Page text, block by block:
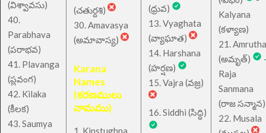
(విశ్వావసు)
40.
Parabhava
(పరాభవ)
41. Plavanga
(ప్లవంగ)
42. Kilaka
(కీలక)
43. Saumya
(చతుర్దశి)
30. Amavasya
(అమావాస్య)
Karana
Names
(కరణములు
నామము)
1. Kinstughna
(ధ్రువ)
13. Vyaghata
(వ్యాఘాత)
14. Harshana
(హర్షణ)
15. Vajra (వజ్ర)
16. Siddhi (సిద్ధి)
Kalyana
(కళ్యాణ)
21. Amrutha
(అమృత్)
Raja
Sanmana
(రాజ సన్మాన)
22. Musala